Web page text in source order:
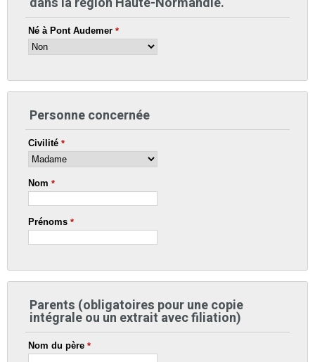
Né à Pont Audemer *
Personne concernée
Civilité *
Nom *
Prénoms *
Parents (obligatoires pour une copie
intégrale ou un extrait avec filiation)
Nom du père *